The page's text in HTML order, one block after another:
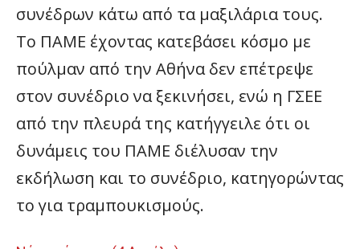
συνέδρων κάτω από τα μαξιλάρια τους.
Το ΠΑΜΕ έχοντας κατεβάσει κόσμο με
πούλμαν από την Αθήνα δεν επέτρεψε
στον συνέδριο να ξεκινήσει, ενώ η ΓΣΕΕ
από την πλευρά της κατήγγειλε ότι οι
δυνάμεις του ΠΑΜΕ διέλυσαν την
εκδήλωση και το συνέδριο, κατηγορώντας
το για τραμπουκισμούς.